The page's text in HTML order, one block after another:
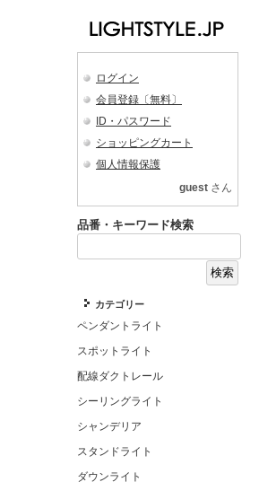
ログイン
会員登録〔無料〕
ID・パスワード
ショッピングカート
個人情報保護
guest さん
品番・キーワード検索
カテゴリー
ペンダントライト
スポットライト
配線ダクトレール
シーリングライト
シャンデリア
スタンドライト
ダウンライト